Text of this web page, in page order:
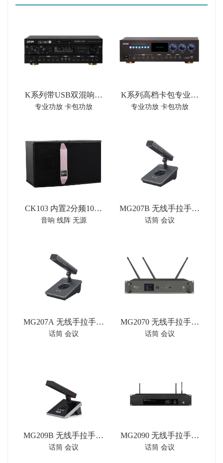
K系列带USB双混响卡
包专业音频功率放大器
专业功放 卡包功放
K系列高档卡包专业音
频功率放大器
专业功放 卡包功放
CK103 内置2分频10英
寸卡拉OK音箱扬声器
音响 线阵 无源
MG207B 无线手拉手会
议代表单元
话筒 会议
MG207A 无线手拉手会
议主席单元
话筒 会议
MG2070 无线手拉手主
机
话筒 会议
MG209B 无线手拉手代
表单元
话筒 会议
MG2090 无线手拉手会
议主机
话筒 会议